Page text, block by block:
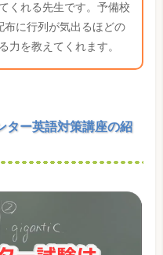
くれる先生です。予備校
に行列が気出るほどの
力を教えてくれます。
ー英語対策講座の紹